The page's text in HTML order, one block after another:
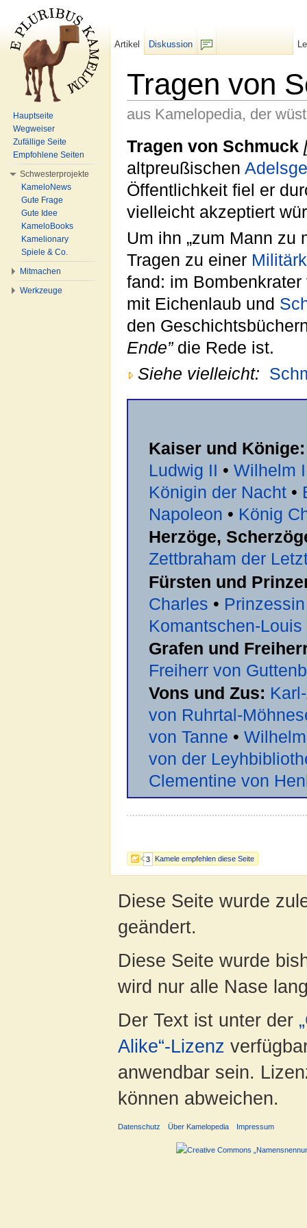
Tragen von
aus Kamelopedia, der
3 Kamele empfehlen diese Seite
Tragen von Schmuck
altpreußischen Adels
Öffentlichkeit fiel er
vielleicht akzeptiert
Um ihn „zum Mann zu
Tragen zu einer
fand: im
mit Eichenlaub und
den
Ende”die Rede ist.
Siehe vielleicht:
Kaiser und Könige:
Ludwig II •Wilhelm
Königin der Nacht •
Napoleon • König
Herzöge,
Zettbraham der
Fürsten und
Charles •
Komantschen-Louis
Grafen und
Freiherr von
Vons und Zus:
von Ruhrtal-
von Tanne •
von der
Clementine von
Artikel
Diskussion
Hauptseite
Wegweiser
Zufällige Seite
Empfohlene Seiten
Schwesterprojekte
KameloNews
Gute Frage
Gute Idee
KameloBooks
Kamelionary
Spiele & Co.
Mitmachen
Werkzeuge
Diese Seite wurde
geändert.
Diese Seite wurde
wird nur alle Nase
Der Text ist unter der
Alike“-Lizenz
anwendbar sein.
können abweichen.
Datenschutz Über Kamelopedia Impressum